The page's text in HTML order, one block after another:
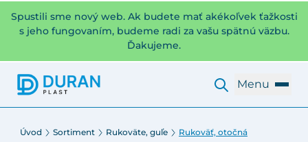
Spustili sme nový web. Ak budete mať akékoľvek ťažkosti
s jeho fungovaním, budeme radi za vašu spätnú väzbu.
Ďakujeme.
Menu
Úvod Sortiment Rukoväte, guľe Rukoväť, otočná